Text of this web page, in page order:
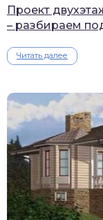
Проект
– разбираем
Читать далее